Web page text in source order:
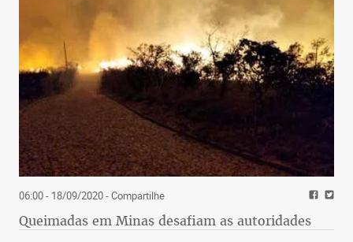
06:00 - 18/09/2020- Compartilhe
Queimadas em Minas desafiam as autoridades